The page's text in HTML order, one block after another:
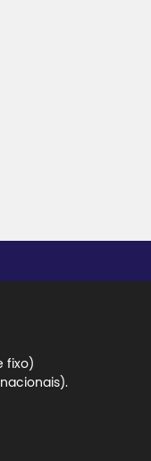
fixo)